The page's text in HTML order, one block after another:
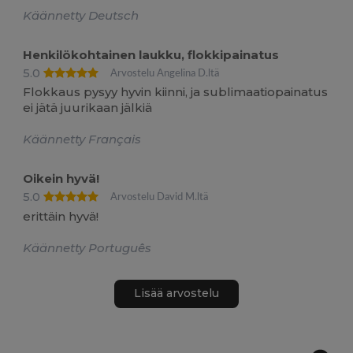
Käännetty Deutsch
Henkilökohtainen laukku, flokkipainatus
5.0
Arvostelu Angelina D.ltä
Flokkaus pysyy hyvin kiinni, ja sublimaatiopainatus
ei jätä juurikaan jälkiä
Käännetty Français
Oikein hyvä!
5.0
Arvostelu David M.ltä
erittäin hyvä!
Käännetty Português
Lisää arvostelu